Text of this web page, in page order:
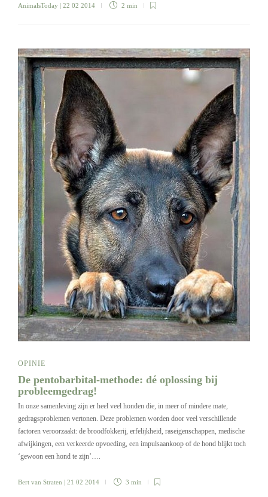
AnimalsToday | 22 02 2014 2 min
OPINIE
De pentobarbital-methode: dé oplossing bij
probleemgedrag!
In onze samenleving zijn er heel veel honden die, in meer of mindere mate,
gedragsproblemen vertonen. Deze problemen worden door veel verschillende
factoren veroorzaakt: de broodfokkerij, erfelijkheid, raseigenschappen, medische
afwijkingen, een verkeerde opvoeding, een impulsaankoop of de hond blijkt toch
‘gewoon een hond te zijn’….
Bert van Straten | 21 02 2014 3 min